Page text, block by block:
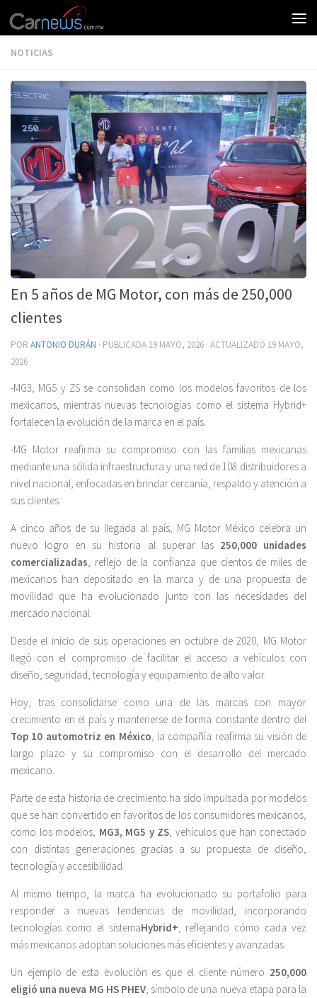
NOTICIAS
En 5 años de MG Motor, con más de 250,000
clientes
POR ANTONIO DURÁN · PUBLICADA 19 MAYO, 2026 · ACTUALIZADO 19 MAYO,
2026
-MG3, MG5 y ZS se consolidan como los modelos favoritos de los
mexicanos, mientras nuevas tecnologías como el sistema Hybrid+
fortalecen la evolución de la marca en el país.
-MG Motor reafirma su compromiso con las familias mexicanas
mediante una sólida infraestructura y una red de 108 distribuidores a
nivel nacional, enfocadas en brindar cercanía, respaldo y atención a
sus clientes.
A cinco años de su llegada al país, MG Motor México celebra un
nuevo logro en su historia al superar las 250,000 unidades
comercializadas , reflejo de la confianza que cientos de miles de
mexicanos han depositado en la marca y de una propuesta de
movilidad que ha evolucionado junto con las necesidades del
mercado nacional.
Desde el inicio de sus operaciones en octubre de 2020, MG Motor
llegó con el compromiso de facilitar el acceso a vehículos con
diseño, seguridad, tecnología y equipamiento de alto valor.
Hoy, tras consolidarse como una de las marcas con mayor
crecimiento en el país y mantenerse de forma constante dentro del
Top 10 automotriz en México , la compañía reafirma su visión de
largo plazo y su compromiso con el desarrollo del mercado
mexicano.
Parte de esta historia de crecimiento ha sido impulsada por modelos
que se han convertido en favoritos de los consumidores mexicanos,
como los modelos, MG3, MG5 y ZS , vehículos que han conectado
con distintas generaciones gracias a su propuesta de diseño,
tecnología y accesibilidad.
Al mismo tiempo, la marca ha evolucionado su portafolio para
responder a nuevas tendencias de movilidad, incorporando
tecnologías como el sistemaHybrid+ , reflejando cómo cada vez
más mexicanos adoptan soluciones más eficientes y avanzadas.
Un ejemplo de esta evolución es que el cliente número 250,000
eligió una nueva MG HS PHEV, símbolo de una nueva etapa para la